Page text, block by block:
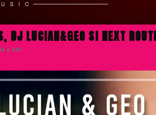
DJ LUCIAN&GEO SI NEXT
4 ANI